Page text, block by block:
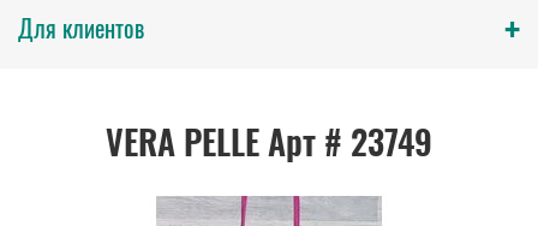
Для клиентов +
VERA PELLE Арт # 23749